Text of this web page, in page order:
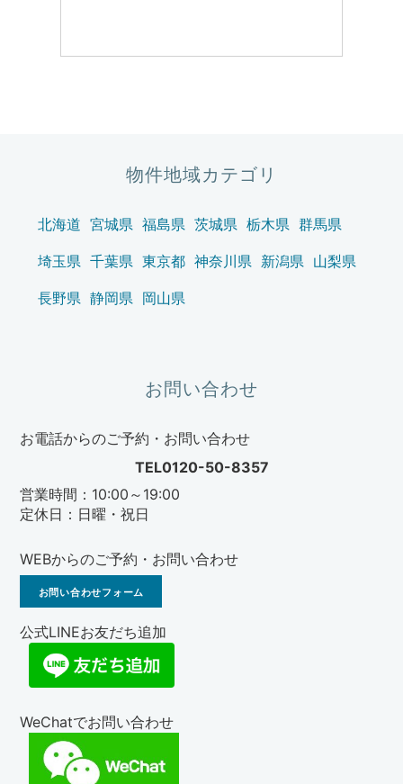
物件地域カテゴリ
北海道 宮城県 福島県 茨城県 栃木県 群馬県
埼玉県 千葉県 東京都 神奈川県 新潟県 山梨県
長野県 静岡県 岡山県
お問い合わせ
お電話からのご予約・お問い合わせ
TEL0120-50-8357
営業時間：10:00～19:00
定休日：日曜・祝日
WEBからのご予約・お問い合わせ
お問い合わせフォーム
公式LINEお友だち追加
WeChatでお問い合わせ